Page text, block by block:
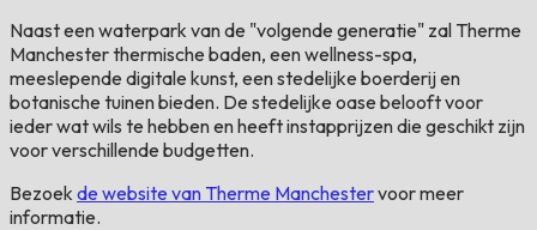
Naast een waterpark van de "volgende generatie" zal Therme
Manchester thermische baden, een wellness-spa,
meeslepende digitale kunst, een stedelijke boerderij en
botanische tuinen bieden. De stedelijke oase belooft voor
ieder wat wils te hebben en heeft instapprijzen die geschikt zijn
voor verschillende budgetten.
Bezoek de website van Therme Manchestervoor meer
informatie.